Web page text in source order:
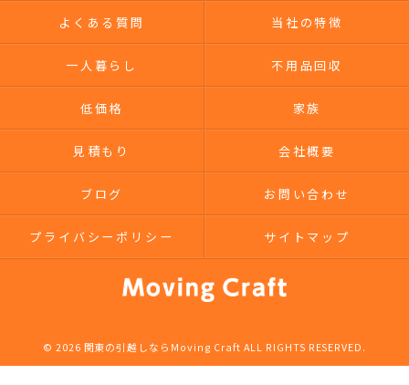
よくある質問 当社の特徴
一人暮らし 不用品回収
低価格 家族
見積もり 会社概要
ブログ お問い合わせ
プライバシーポリシー サイトマップ
© 2026 関東の引越しならMoving Craft ALL RIGHTS RESERVED.